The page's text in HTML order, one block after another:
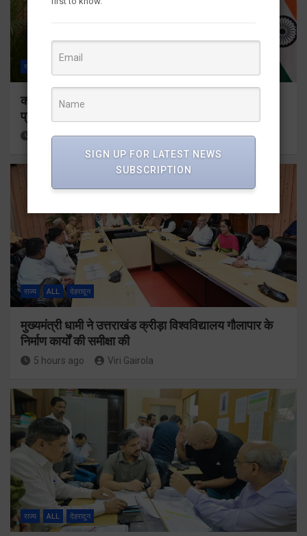
राज्य
कॉमनवेल्थ गेम्स 2026 के उत्तराखंड के पदक विजेताओं और
प्रशिक्षकों को मुख्यमंत्री धामी ने किया सम्मानित
4 hours ago Viri Gairola
राज्य ALL देहरादून
मुख्यमंत्री धामी ने उत्तराखंड क्रीड़ा विश्वविद्यालय गौलापार के
निर्माण कार्यों की समीक्षा की
5 hours ago Viri Gairola
राज्य ALL देहरादून
SIGN UP FOR LATEST NEWS
SUBSCRIPTION